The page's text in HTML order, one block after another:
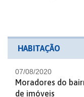
HABITAÇÃO
07/08/2020
Moradores do
de imóveis